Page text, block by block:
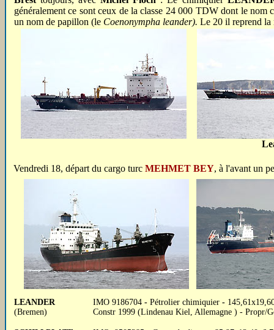
généralement ce sont ceux de la classe 24 000 TDW dont le
un nom de papillon (le Coenonympha leander). Le 20 il reprend la
Vendredi 18, départ du cargo turc MEHMET BEY, à l'avant un
LEANDER
(Bremen)
IMO 9186704 - Pétrolier chimiquier -
Constr 1999 (Lindenau Kiel, Allemagne ) - Propr/